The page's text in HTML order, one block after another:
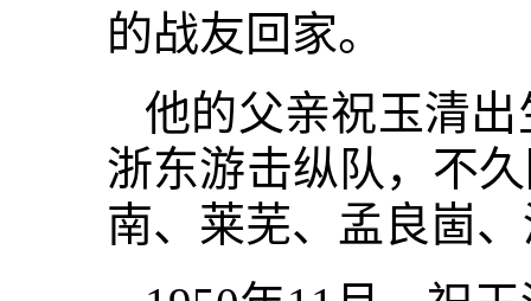
的战友回家。
他的父亲祝玉清出
浙东游击纵队，不
南、莱芜、孟良崮